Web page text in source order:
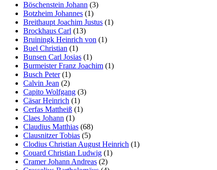
Böschenstein Johann (3)
Botzheim Johannes (1)
Breithaupt Joachim Justus (1)
Brockhaus Carl (13)
Bruiningk Heinrich von (1)
Buel Christian (1)
Bunsen Carl Josias (1)
Burmeister Franz Joachim (1)
Busch Peter(1)
Calvin Jean (2)
Capito Wolfgang (3)
Cäsar Heinrich (1)
Cerfas Mattheiß (1)
Claes Johann (1)
Claudius Matthias (68)
Clausnitzer Tobias (5)
Clodius Christian August Heinrich (1)
Couard Christian Ludwig (1)
Cramer Johann Andreas (2)